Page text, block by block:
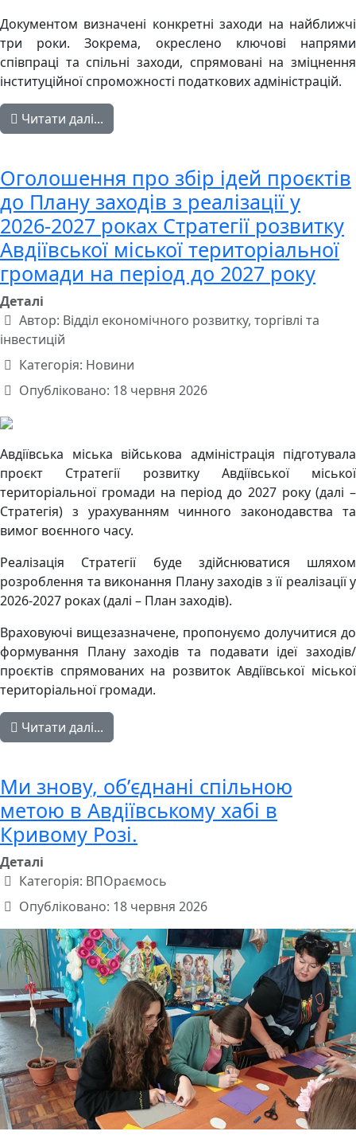
Документом визначені конкретні заходи на найближчі
три роки. Зокрема, окреслено ключові напрями
співпраці та спільні заходи, спрямовані на зміцнення
інституційної спроможності податкових адміністрацій.
Читати далі...
Оголошення про збір ідей проєктів
до Плану заходів з реалізації у
2026-2027 роках Стратегії розвитку
Авдіївської міської територіальної
громади на період до 2027 року
Деталі
Автор: Відділ економічного розвитку, торгівлі та
інвестицій
Категорія: Новини
Опубліковано: 18 червня 2026
Авдіївська міська військова адміністрація підготувала
проєкт Стратегії розвитку Авдіївської міської
територіальної громади на період до 2027 року (далі –
Стратегія) з урахуванням чинного законодавства та
вимог воєнного часу.
Реалізація Стратегії буде здійснюватися шляхом
розроблення та виконання Плану заходів з її реалізації у
2026-2027 роках (далі – План заходів).
Враховуючі вищезазначене, пропонуємо долучитися до
формування Плану заходів та подавати ідеї заходів/
проєктів спрямованих на розвиток Авдіївської міської
територіальної громади.
Читати далі...
Ми знову, обʼєднані спільною
метою в Авдіївському хабі в
Кривому Розі.
Деталі
Категорія: ВПОраємось
Опубліковано: 18 червня 2026